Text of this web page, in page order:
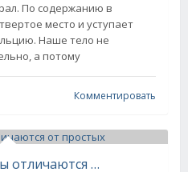
По содержанию в
место и уступает
Наше тело не
а потому
Комментировать
Чем сложные углеводы отличаются от простых